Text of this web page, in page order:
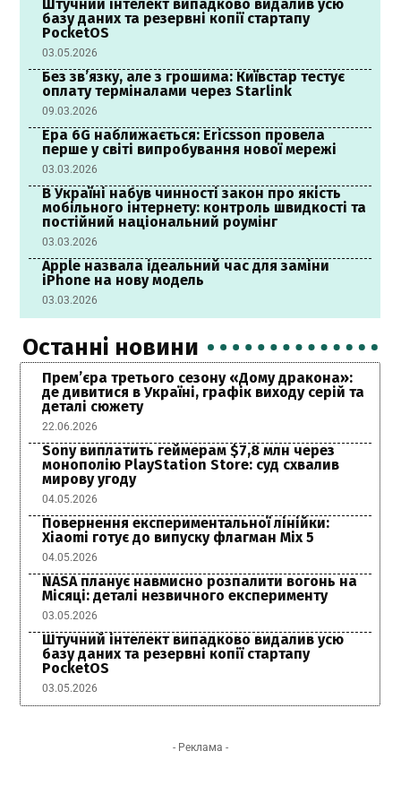
Штучний інтелект випадково видалив усю
базу даних та резервні копії стартапу
PocketOS
03.05.2026
Без зв’язку, але з грошима: Київстар тестує
оплату терміналами через Starlink
09.03.2026
Ера 6G наближається: Ericsson провела
перше у світі випробування нової мережі
03.03.2026
В Україні набув чинності закон про якість
мобільного інтернету: контроль швидкості та
постійний національний роумінг
03.03.2026
Apple назвала ідеальний час для заміни
iPhone на нову модель
03.03.2026
Останні новини
Прем’єра третього сезону «Дому дракона»:
де дивитися в Україні, графік виходу серій та
деталі сюжету
22.06.2026
Sony виплатить геймерам $7,8 млн через
монополію PlayStation Store: суд схвалив
мирову угоду
04.05.2026
Повернення експериментальної лінійки:
Xiaomi готує до випуску флагман Mix 5
04.05.2026
NASA планує навмисно розпалити вогонь на
Місяці: деталі незвичного експерименту
03.05.2026
Штучний інтелект випадково видалив усю
базу даних та резервні копії стартапу
PocketOS
03.05.2026
- Реклама -